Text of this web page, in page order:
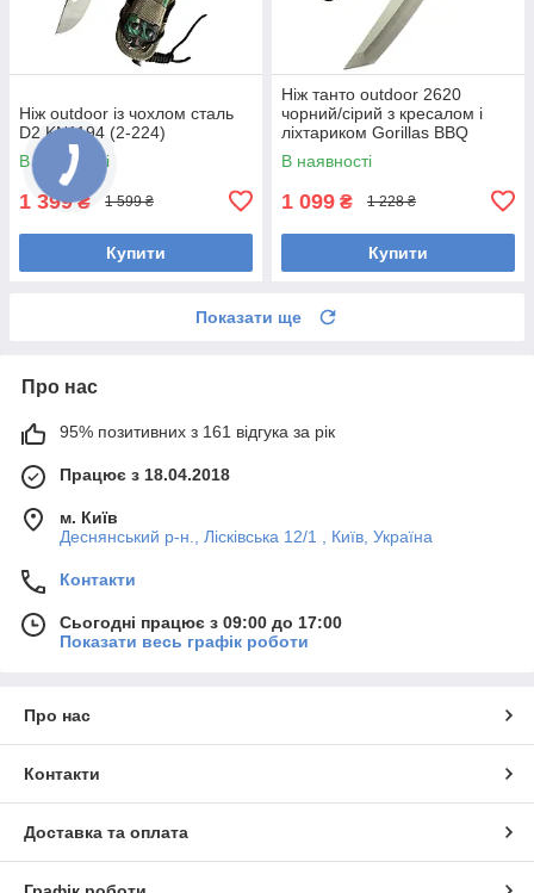
Ніж outdoor із чохлом сталь
D2 KN1194 (2-224)
В наявності
1 399₴ 1 599 ₴
Купити
Ніж танто outdoor 2620
чорний/сірий з кресалом і
ліхтариком Gorillas BBQ
KN1080
В наявності
1 099 ₴ 1 228 ₴
Купити
Показати ще
Про нас
95% позитивних з 161 відгука за рік
Працює з 18.04.2018
м. Київ
Деснянський р-н., Лісківська 12/1 , Київ, Україна
Контакти
Сьогодні працює з 09:00 до 17:00
Показати весь графік роботи
Про нас
Контакти
Доставка та оплата